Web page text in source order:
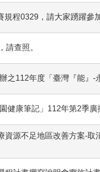
程0329，請大家踴躍參加
請查照。
之112年度「臺灣『能』-
健康筆記」112年第2季廣
資源不足地區改善方案-